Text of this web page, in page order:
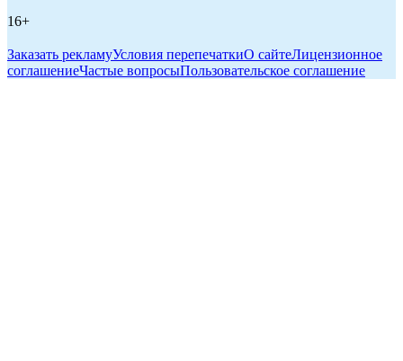
16+
Заказать рекламуУсловия перепечаткиО сайтеЛицензионное
соглашениеЧастые вопросыПользовательское соглашение